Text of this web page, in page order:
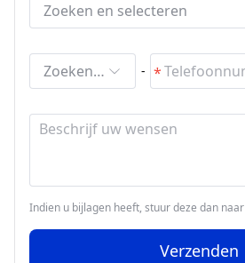
Zoeken en selecteren
Zoeken en selecteren -
Indien u bijlagen heeft, stuur deze dan naar
Verzenden